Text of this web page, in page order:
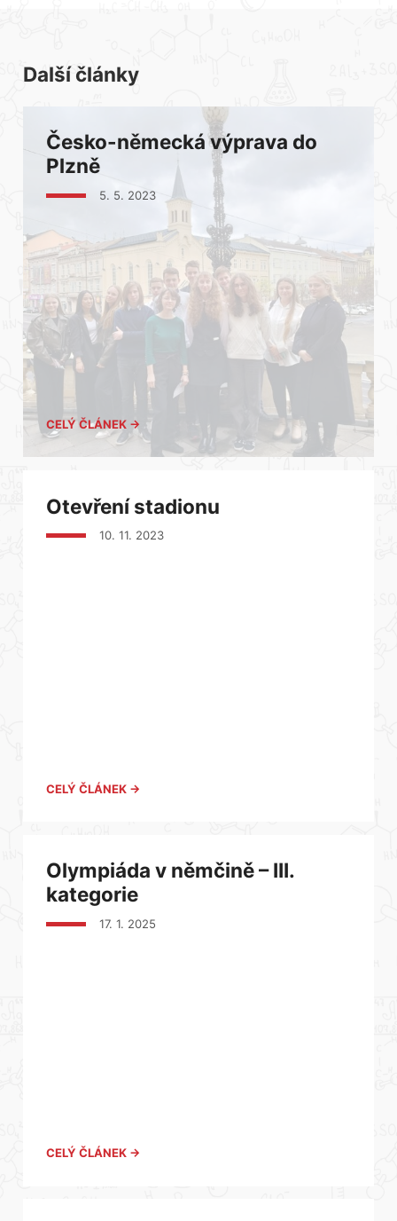
Další články
Česko-německá výprava do
Plzně
5. 5. 2023
CELÝ ČLÁNEK →
Otevření stadionu
10. 11. 2023
CELÝ ČLÁNEK →
Olympiáda v němčině – III.
kategorie
17. 1. 2025
CELÝ ČLÁNEK →